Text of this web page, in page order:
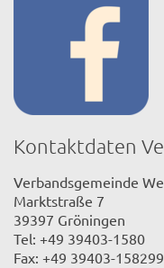
Kontaktdaten
Verbandsgemeinde
Marktstraße 7
39397 Gröningen
Tel: +49 39403-1580
Fax: +49 39403-158299